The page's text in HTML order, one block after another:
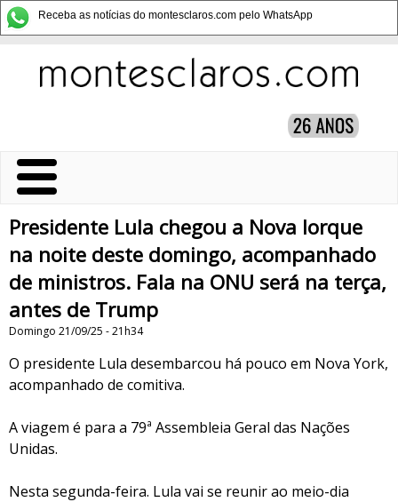
Receba as notícias do montesclaros.com pelo WhatsApp
Presidente Lula chegou a Nova Iorque
na noite deste domingo, acompanhado
de ministros. Fala na ONU será na terça,
antes de Trump
Domingo 21/09/25 - 21h34
O presidente Lula desembarcou há pouco em Nova York,
acompanhado de comitiva.
A viagem é para a 79ª Assembleia Geral das Nações
Unidas.
Nesta segunda-feira. Lula vai se reunir ao meio-dia